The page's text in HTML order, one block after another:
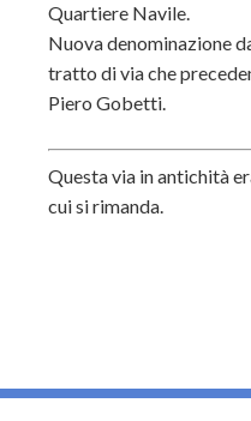
Quartiere Navile.
Nuova denominazione
tratto di via che
Piero Gobetti.
Questa via in antichità
cui si rimanda.